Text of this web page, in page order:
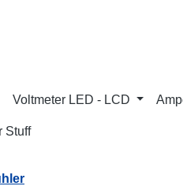
Voltmeter LED - LCD
Stuff